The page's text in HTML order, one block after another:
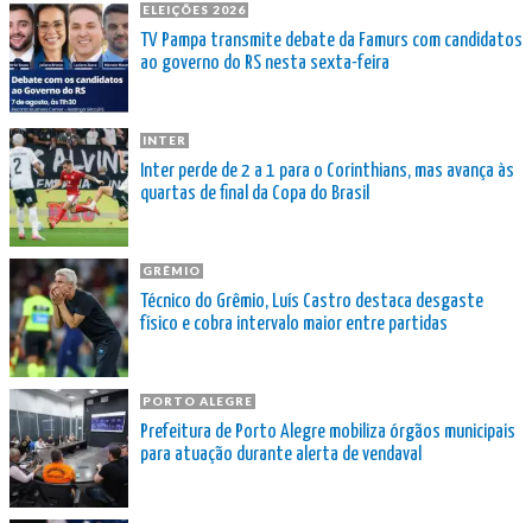
ELEIÇÕES 2026
TV Pampa transmite debate da Famurs com candidatos
ao governo do RS nesta sexta-feira
INTER
Inter perde de 2 a 1 para o Corinthians, mas avança às
quartas de final da Copa do Brasil
GRÊMIO
Técnico do Grêmio, Luís Castro destaca desgaste
físico e cobra intervalo maior entre partidas
PORTO ALEGRE
Prefeitura de Porto Alegre mobiliza órgãos municipais
para atuação durante alerta de vendaval